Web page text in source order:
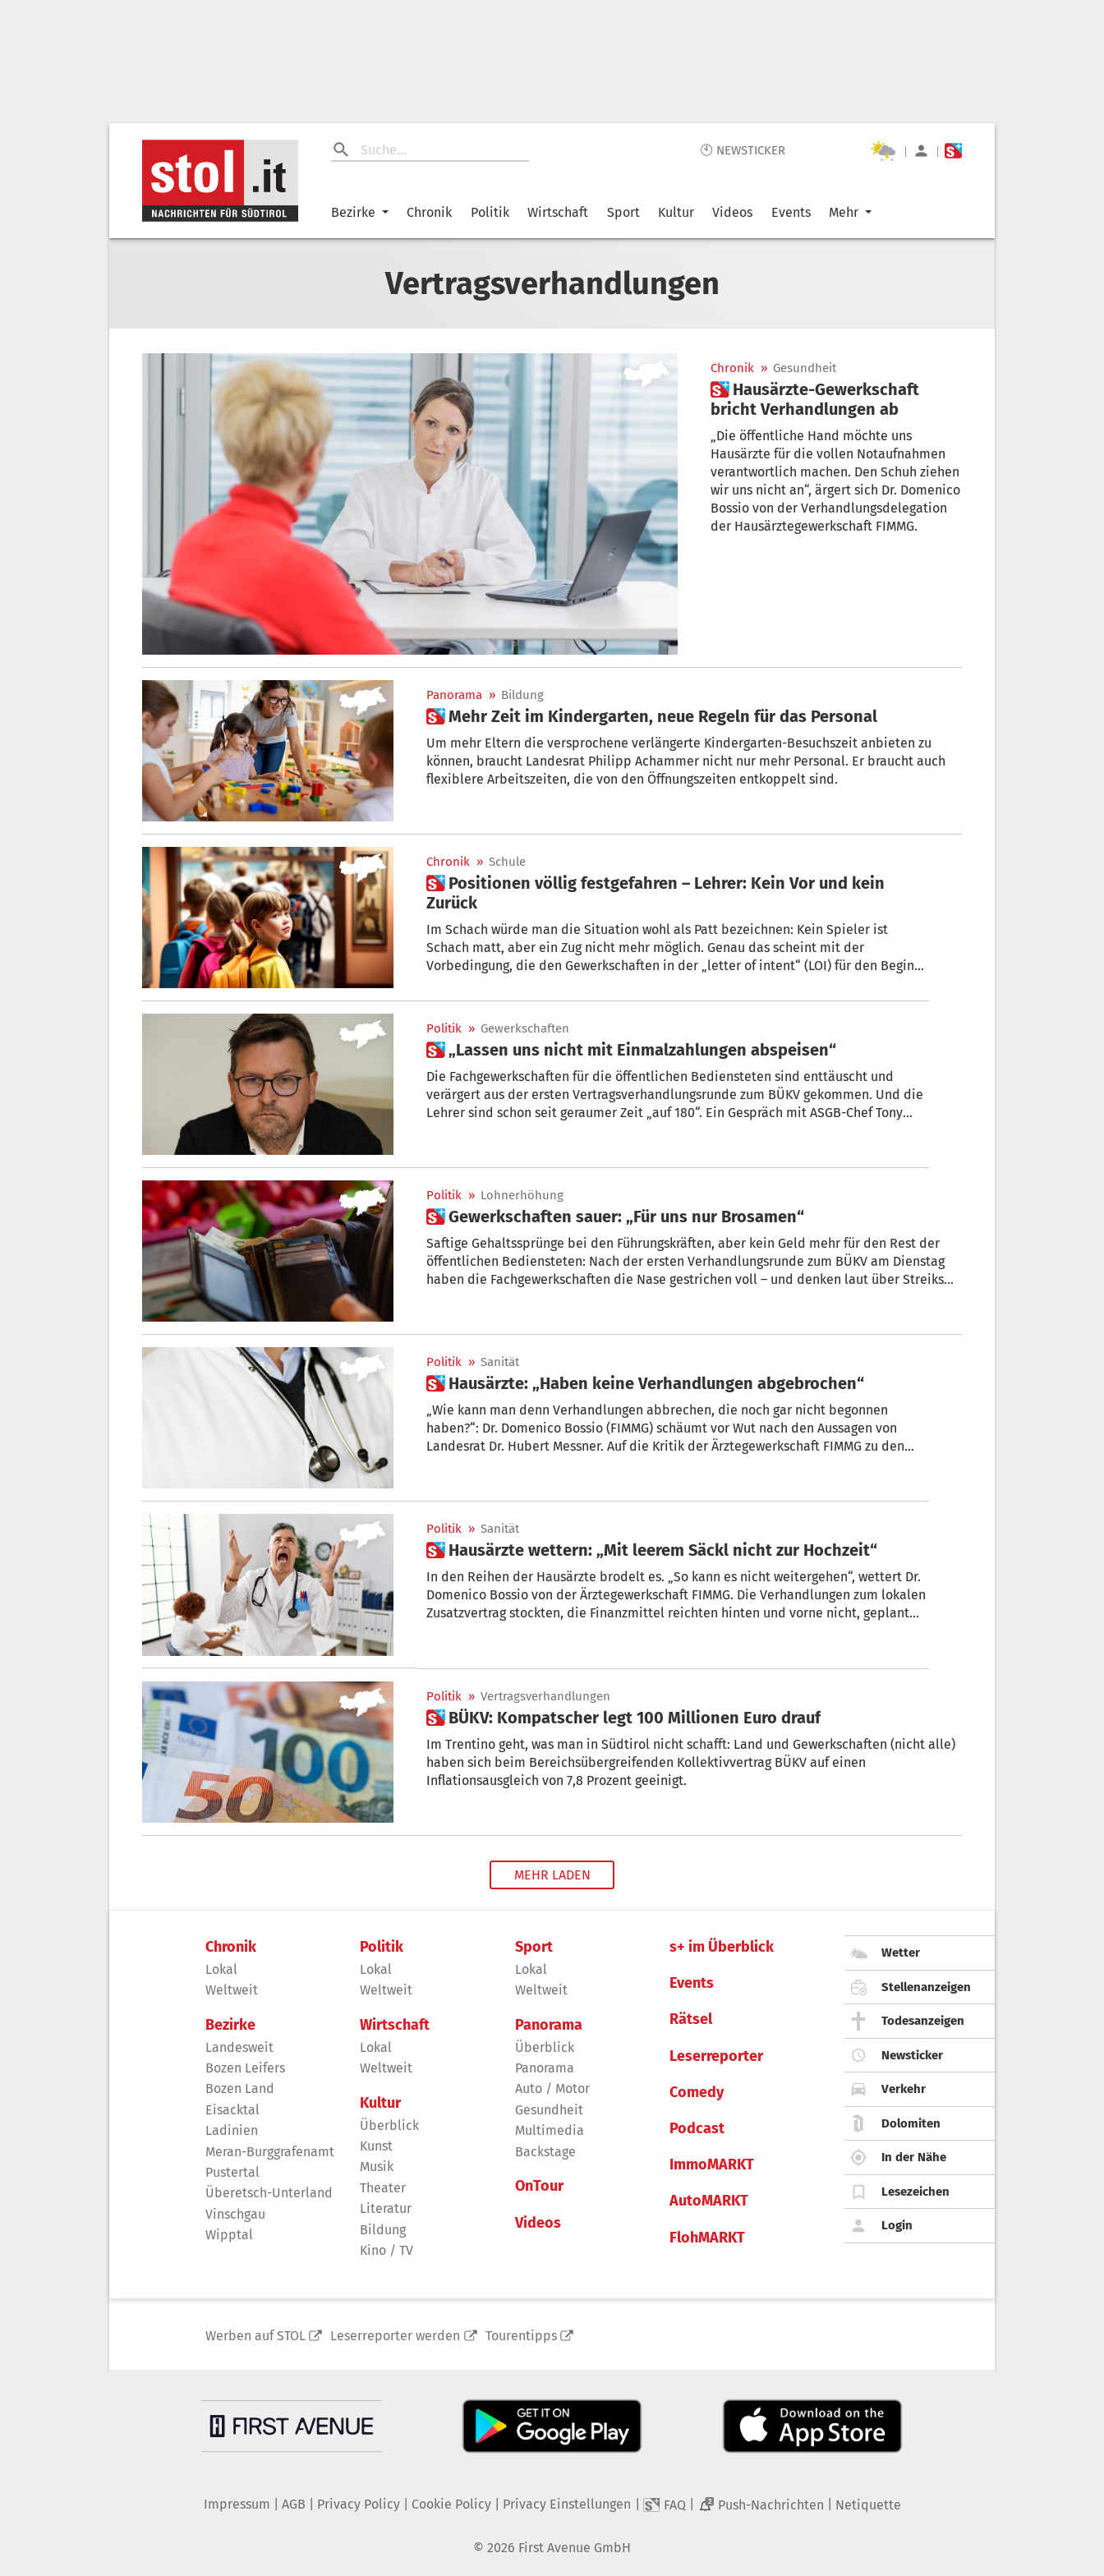
🕙 NEWSTICKER | |
Bezirke Chronik Politik Wirtschaft Sport Kultur Videos Events Mehr
Vertragsverhandlungen
Chronik » Gesundheit
 Hausärzte-Gewerkschaft
bricht Verhandlungen ab
„Die öffentliche Hand möchte uns
Hausärzte für die vollen Notaufnahmen
verantwortlich machen. Den Schuh ziehen
wir uns nicht an“, ärgert sich Dr. Domenico
Bossio von der Verhandlungsdelegation
der Hausärztegewerkschaft FIMMG.
Panorama » Bildung
 Mehr Zeit im Kindergarten, neue Regeln für das Personal
Um mehr Eltern die versprochene verlängerte Kindergarten-Besuchszeit anbieten zu
können, braucht Landesrat Philipp Achammer nicht nur mehr Personal. Er braucht auch
flexiblere Arbeitszeiten, die von den Öffnungszeiten entkoppelt sind.
Chronik » Schule
 Positionen völlig festgefahren – Lehrer: Kein Vor und kein
Zurück
Im Schach würde man die Situation wohl als Patt bezeichnen: Kein Spieler ist
Schach matt, aber ein Zug nicht mehr möglich. Genau das scheint mit der
Vorbedingung, die den Gewerkschaften in der „letter of intent“ (LOI) für den Beginn
„Wir können diese Absichtserklärung so nicht unterzeichnen“, heißt es unisono von
ASGB bis SGB/CISL. Landeshauptmann Arno Kompatscher nimmt's zur Kenntnis:
„Dann ist es halt so.“
Politik » Gewerkschaften
 „Lassen uns nicht mit Einmalzahlungen abspeisen“
Die Fachgewerkschaften für die öffentlichen Bediensteten sind enttäuscht und
verärgert aus der ersten Vertragsverhandlungsrunde zum BÜKV gekommen. Und die
Lehrer sind schon seit geraumer Zeit „auf 180“. Ein Gespräch mit ASGB-Chef Tony
Politik » Lohnerhöhung
 Gewerkschaften sauer: „Für uns nur Brosamen“
Saftige Gehaltssprünge bei den Führungskräften, aber kein Geld mehr für den Rest der
öffentlichen Bediensteten: Nach der ersten Verhandlungsrunde zum BÜKV am Dienstag
haben die Fachgewerkschaften die Nase gestrichen voll – und denken laut über Streiks
Politik » Sanität
 Hausärzte: „Haben keine Verhandlungen abgebrochen“
„Wie kann man denn Verhandlungen abbrechen, die noch gar nicht begonnen
haben?“: Dr. Domenico Bossio (FIMMG) schäumt vor Wut nach den Aussagen von
Landesrat Dr. Hubert Messner. Auf die Kritik der Ärztegewerkschaft FIMMG zu den
Politik » Sanität
 Hausärzte wettern: „Mit leerem Säckl nicht zur Hochzeit“
In den Reihen der Hausärzte brodelt es. „So kann es nicht weitergehen“, wettert Dr.
Domenico Bossio von der Ärztegewerkschaft FIMMG. Die Verhandlungen zum lokalen
Zusatzvertrag stockten, die Finanzmittel reichten hinten und vorne nicht, geplant
Treffen mit dem Landesrat“, fordert Dr. Bossio – und kündigt notfalls
Politik » Vertragsverhandlungen
 BÜKV: Kompatscher legt 100 Millionen Euro drauf
Im Trentino geht, was man in Südtirol nicht schafft: Land und Gewerkschaften (nicht alle)
haben sich beim Bereichsübergreifenden Kollektivvertrag BÜKV auf einen
Inflationsausgleich von 7,8 Prozent geeinigt.
MEHR LADEN
Chronik
Lokal
Weltweit
Bezirke
Landesweit
Bozen Leifers
Bozen Land
Eisacktal
Ladinien
Meran-Burggrafenamt
Pustertal
Überetsch-Unterland
Vinschgau
Wipptal
Politik
Lokal
Weltweit
Wirtschaft
Lokal
Weltweit
Kultur
Überblick
Kunst
Musik
Theater
Literatur
Bildung
Kino / TV
Sport
Lokal
Weltweit
Panorama
Überblick
Panorama
Auto / Motor
Gesundheit
Multimedia
Backstage
OnTour
Videos
s+ im Überblick
Events
Rätsel
Leserreporter
Comedy
Podcast
ImmoMARKT
AutoMARKT
FlohMARKT
Wetter
Stellenanzeigen
Todesanzeigen
Newsticker
Verkehr
Dolomiten
In der Nähe
Lesezeichen
Login
Werben auf STOL Leserreporter werden Tourentipps
Impressum AGB Privacy Policy| Cookie Policy| Privacy Einstellungen FAQ 2 Push-Nachrichten Netiquette
© 2026 First Avenue GmbH